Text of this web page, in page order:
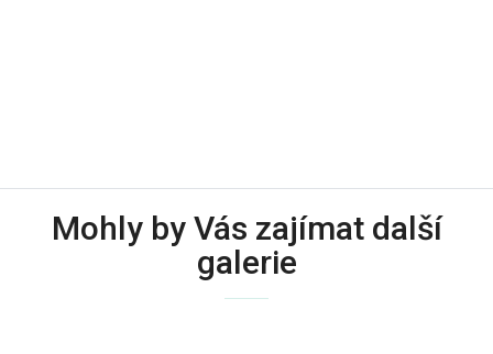
Mohly by Vás zajímat další
galerie